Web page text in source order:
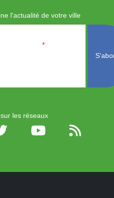
l'actualité de votre ville
*
les réseaux